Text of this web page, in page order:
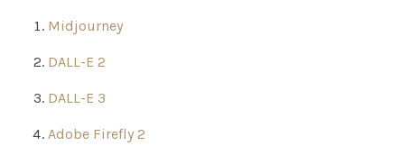
Midjourney
DALL-E 2
DALL-E 3
Adobe Firefly 2